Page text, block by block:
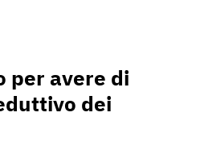
per avere di
dei